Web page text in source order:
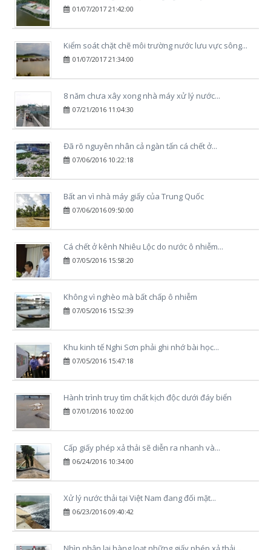
01/07/2017 21:42:00
Kiểm soát chặt chẽ môi trường nước lưu vực sông...
01/07/2017 21:34:00
8 năm chưa xây xong nhà máy xử lý nước...
07/21/2016 11:04:30
Đã rõ nguyên nhân cả ngàn tấn cá chết ở...
07/06/2016 10:22:18
Bất an vì nhà máy giấy của Trung Quốc
07/06/2016 09:50:00
Cá chết ở kênh Nhiêu Lộc do nước ô nhiễm...
07/05/2016 15:58:20
Không vì nghèo mà bất chấp ô nhiễm
07/05/2016 15:52:39
Khu kinh tế Nghi Sơn phải ghi nhớ bài học...
07/05/2016 15:47:18
Hành trình truy tìm chất kịch độc dưới đáy biển
07/01/2016 10:02:00
Cấp giấy phép xả thải sẽ diễn ra nhanh và...
06/24/2016 10:34:00
Xử lý nước thải tại Việt Nam đang đối mặt...
06/23/2016 09:40:42